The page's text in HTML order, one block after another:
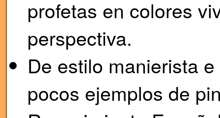
profetas en colores
perspectiva.
De estilo manierista
pocos ejemplos de